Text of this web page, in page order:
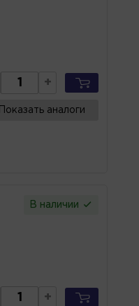
+
Показать аналоги
В наличии
+